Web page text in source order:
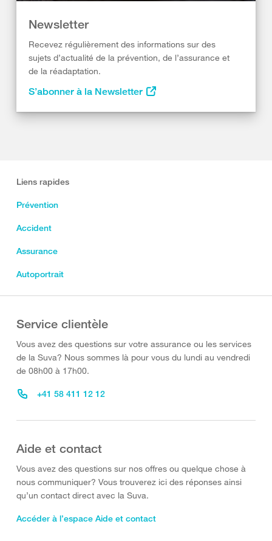
Newsletter
Recevez régulièrement des informations sur des
sujets d’actualité de la prévention, de l’assurance et
de la réadaptation.
S’abonner à la Newsletter
Liens rapides
Prévention
Accident
Assurance
Autoportrait
Service clientèle
Vous avez des questions sur votre assurance ou les services
de la Suva? Nous sommes là pour vous du lundi au vendredi
de 08h00 à 17h00.
+41 58 411 12 12
Aide et contact
Vous avez des questions sur nos offres ou quelque chose à
nous communiquer? Vous trouverez ici des réponses ainsi
qu’un contact direct avec la Suva.
Accéder à l’espace Aide et contact